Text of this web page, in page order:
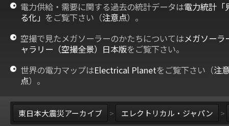
電力供給・需要に関する過去の統計データは電力統計「
る化」 をご覧下さい（注意点）。
空撮で見たメガソーラーのかたちについてはメガソーラ
ャラリー（空撮全景）日本版をご覧下さい。
世界の電力マップはElectrical Planetをご覧下さい（注
点）。
東日本大震災アーカイブ > エレクトリカル・ジャパン
>